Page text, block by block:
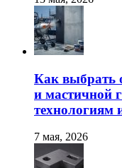
Как выбрать
и мастичной
технологиям
7 мая, 2026